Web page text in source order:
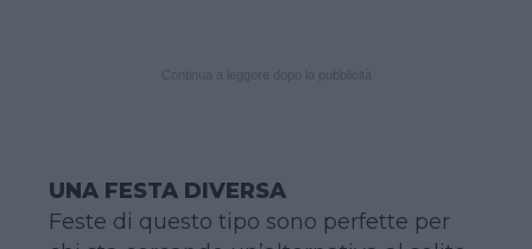
UNA FESTA DIVERSA
Feste di questo tipo sono perfette per